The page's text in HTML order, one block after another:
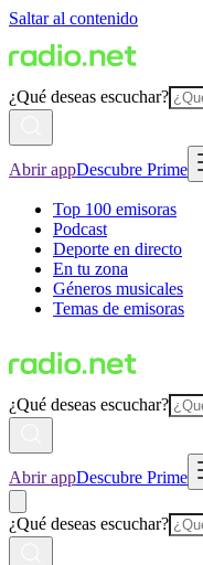
Saltar al contenido
¿Qué deseas escuchar?
Abrir appDescubre Prime
Top 100 emisoras
Podcast
Deporte en directo
En tu zona
Géneros musicales
Temas de emisoras
¿Qué deseas escuchar?
Abrir appDescubre Prime
¿Qué deseas escuchar?